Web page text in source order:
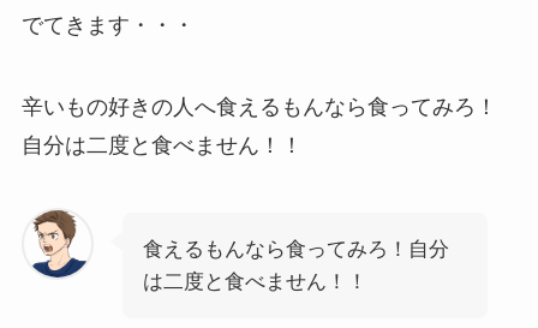
でてきます・・・
辛いもの好きの人へ食えるもんなら食ってみろ！
自分は二度と食べません！！
食えるもんなら食ってみろ！自分
は二度と食べません！！